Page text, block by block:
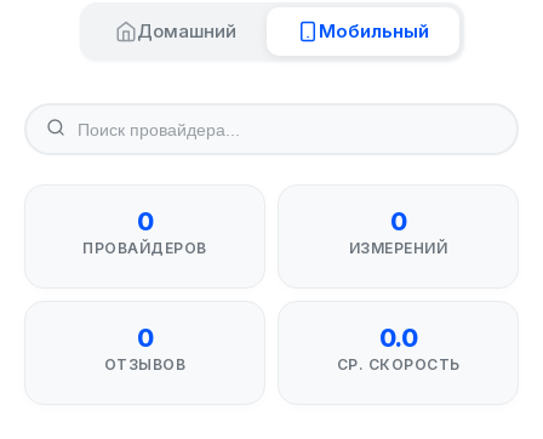
Домашний Мобильный
0
ПРОВАЙДЕРОВ
0
ИЗМЕРЕНИЙ
0
ОТЗЫВОВ
0.0
СР. СКОРОСТЬ